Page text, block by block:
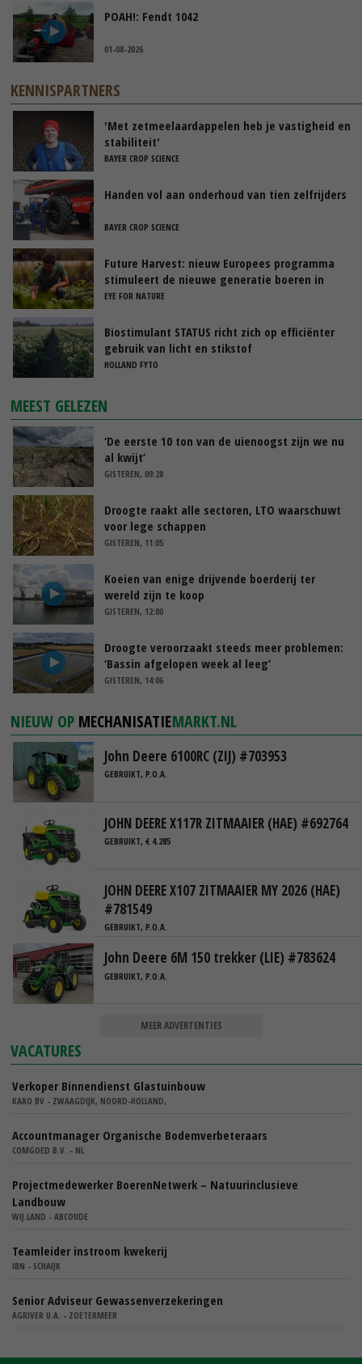
POAH!: Fendt 1042
01-08-2026
KENNISPARTNERS
'Met zetmeelaardappelen heb je vastigheid en
stabiliteit'
BAYER CROP SCIENCE
Handen vol aan onderhoud van tien zelfrijders
BAYER CROP SCIENCE
Future Harvest: nieuw Europees programma
stimuleert de nieuwe generatie boeren in
Nederland
EYE FOR NATURE
Biostimulant STATUS richt zich op efficiënter
gebruik van licht en stikstof
HOLLAND FYTO
MEEST GELEZEN
‘De eerste 10 ton van de uienoogst zijn we nu
al kwijt’
GISTEREN, 09:28
Droogte raakt alle sectoren, LTO waarschuwt
voor lege schappen
GISTEREN, 11:05
Koeien van enige drijvende boerderij ter
wereld zijn te koop
GISTEREN, 12:00
Droogte veroorzaakt steeds meer problemen:
‘Bassin afgelopen week al leeg’
GISTEREN, 14:06
NIEUW OP MECHANISATIEMARKT.NL
John Deere 6100RC (ZIJ) #703953
GEBRUIKT, P.O.A.
JOHN DEERE X117R ZITMAAIER (HAE) #692764
GEBRUIKT, € 4.285
JOHN DEERE X107 ZITMAAIER MY 2026 (HAE)
#781549
GEBRUIKT, P.O.A.
John Deere 6M 150 trekker (LIE) #783624
GEBRUIKT, P.O.A.
MEER ADVERTENTIES
VACATURES
Verkoper Binnendienst Glastuinbouw
KARO BV - ZWAAGDIJK, NOORD-HOLLAND,
Accountmanager Organische Bodemverbeteraars
COMGOED B.V. - NL
Projectmedewerker BoerenNetwerk – Natuurinclusieve
Landbouw
WIJ.LAND - ABCOUDE
Teamleider instroom kwekerij
IBN - SCHAIJK
Senior Adviseur Gewassenverzekeringen
AGRIVER U.A. - ZOETERMEER